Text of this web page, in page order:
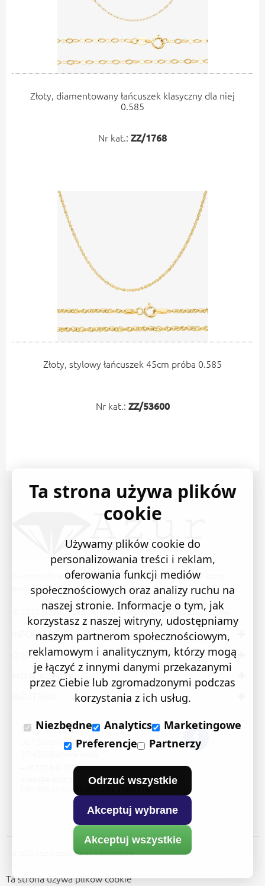
Złoty, diamentowany łańcuszek klasyczny dla niej
0.585
Nr kat.: ZZ/1768
Złoty, stylowy łańcuszek 45cm próba 0.585
Nr kat.: ZZ/53600
E-Azur to świetne i sprawdzone miejsce na zakupy. W każdy
produkt wkładamy swoją pasję i serce.
© 2023 Sklep Jubilerski AZUR. Wszystkie prawa zastrzeżone
INFORMACJE
O NAS
MOJE KONTO
Sklep Jubilerski "AZUR"
ul. 1 Sierpnia 24/105
37-450 Stalowa Wola
+48 730 840 357
NIP: 8651420440 REGON: 180831684
© 2024 Azur wszystkie prawa zastrzeżone
Ta strona używa plików
cookie
Używamy plików cookie do
personalizowania treści i reklam,
oferowania funkcji mediów
społecznościowych oraz analizy ruchu na
naszej stronie. Informacje o tym, jak
korzystasz z naszej witryny, udostępniamy
naszym partnerom społecznościowym,
reklamowym i analitycznym, którzy mogą
je łączyć z innymi danymi przekazanymi
przez Ciebie lub zgromadzonymi podczas
korzystania z ich usług.
Niezbędne
Analytics
Marketingowe
Preferencje
Partnerzy
Odrzuć wszystkie
Akceptuj wybrane
Akceptuj wszystkie
Ta strona używa plików cookie